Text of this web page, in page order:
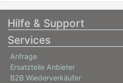
Hilfe & Support
Services
Anfrage
Ersatzteile Anbieter
B2B Wiederverkäufer